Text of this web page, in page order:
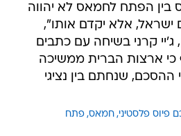
בין הפתח לחמאס לא יהווה
ישראל, אלא יקדם אותו",
קרני בשיחה עם כתבים
כי ארצות הברית ממשיכה
ההסכם, שנחתם בין נציגי
פיוס פלסטיני חמאס פתח